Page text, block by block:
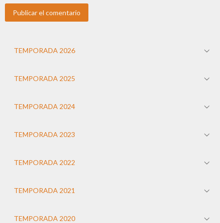
TEMPORADA 2026
TEMPORADA 2025
TEMPORADA 2024
TEMPORADA 2023
TEMPORADA 2022
TEMPORADA 2021
TEMPORADA 2020